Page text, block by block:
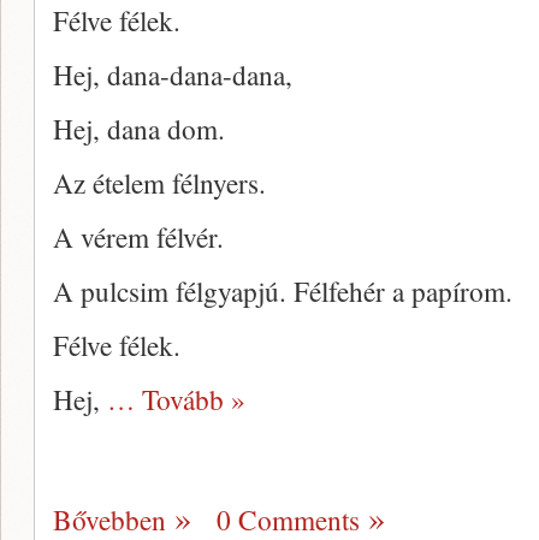
Félve félek.
Hej, dana-dana-dana,
Hej, dana dom.
Az ételem félnyers.
A vérem félvér.
A pulcsim félgyapjú. Félfehér a papírom.
Félve félek.
Hej, … Tovább »
Bővebben 0 Comments